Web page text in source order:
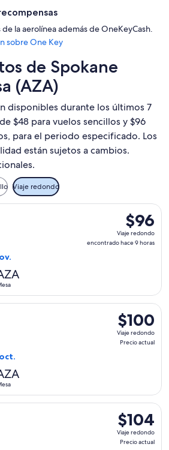
de la aerolínea además de OneKeyCash.
sobre One Key
de Spokane
(AZA)
disponibles durante los últimos 7
$48 para vuelos sencillos y $96
para el periodo especificado. Los
están sujetos a cambios.
Viaje redondo
$96
Viaje
redondo,
$96
Viaje redondo
encontrado hace 9 horas
Air, con salida el vie, 30
$100
Viaje
redondo,
$100
Viaje redondo
Precio actual
Air, con salida el lun, 26
$104
Viaje
redondo,
$104
Viaje redondo
Precio actual
Air, con salida el lun, 19 oct.